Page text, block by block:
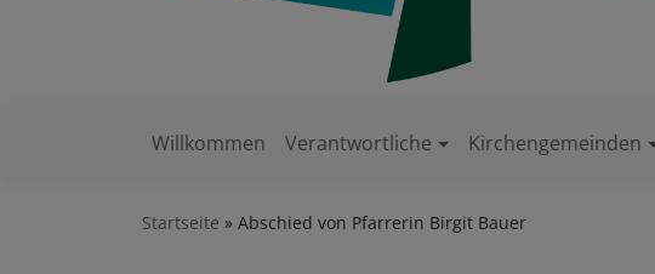
Hauptnavigation
Willkommen Verantwortliche Kirchengemeinden
Startseite Abschied von Pfarrerin Birgit Bauer